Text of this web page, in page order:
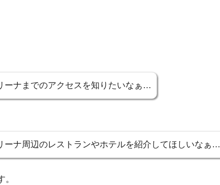
ーナまでのアクセスを知りたいなぁ…
ーナ周辺のレストランやホテルを紹介してほしいなぁ…